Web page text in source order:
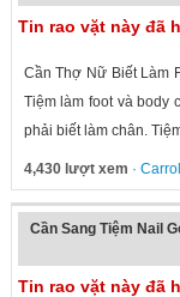
Tin rao vặt này đã
Cần Thợ Nữ Biết Làm
Tiệm làm foot và body
phải biết làm chân.
4,430 lượt xem ·
Cần Sang Tiệm Nail
Tin rao vặt này đã